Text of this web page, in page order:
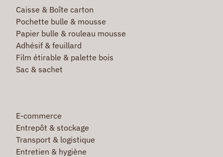
Caisse & Boîte carton
Pochette bulle & mousse
Papier bulle & rouleau mousse
Adhésif & feuillard
Film étirable & palette bois
Sac & sachet
E-commerce
Entrepôt & stockage
Transport & logistique
Entretien & hygiène